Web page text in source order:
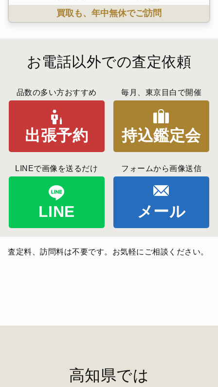
買取も、年中無休でご訪問
お電話以外での査定依頼
品数の多い方おすすめ
出張予約
毎月、東京目白で開催
持込鑑定会
LINEで画像を送るだけ
LINE
フォームから画像送信
メール
査定料、訪問料は不要です。お気軽にご相談ください。
高知県では